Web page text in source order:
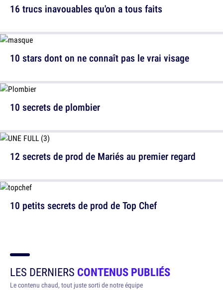
16 trucs inavouables qu'on a tous faits
10 secrets de plombier
10 petits secrets de prod de Top Chef
10 stars dont on ne connaît pas le vrai visage
12 secrets de prod de Mariés au premier regard
LES DERNIERS CONTENUS PUBLIÉS
Le contenu chaud, tout juste sorti de notre équipe